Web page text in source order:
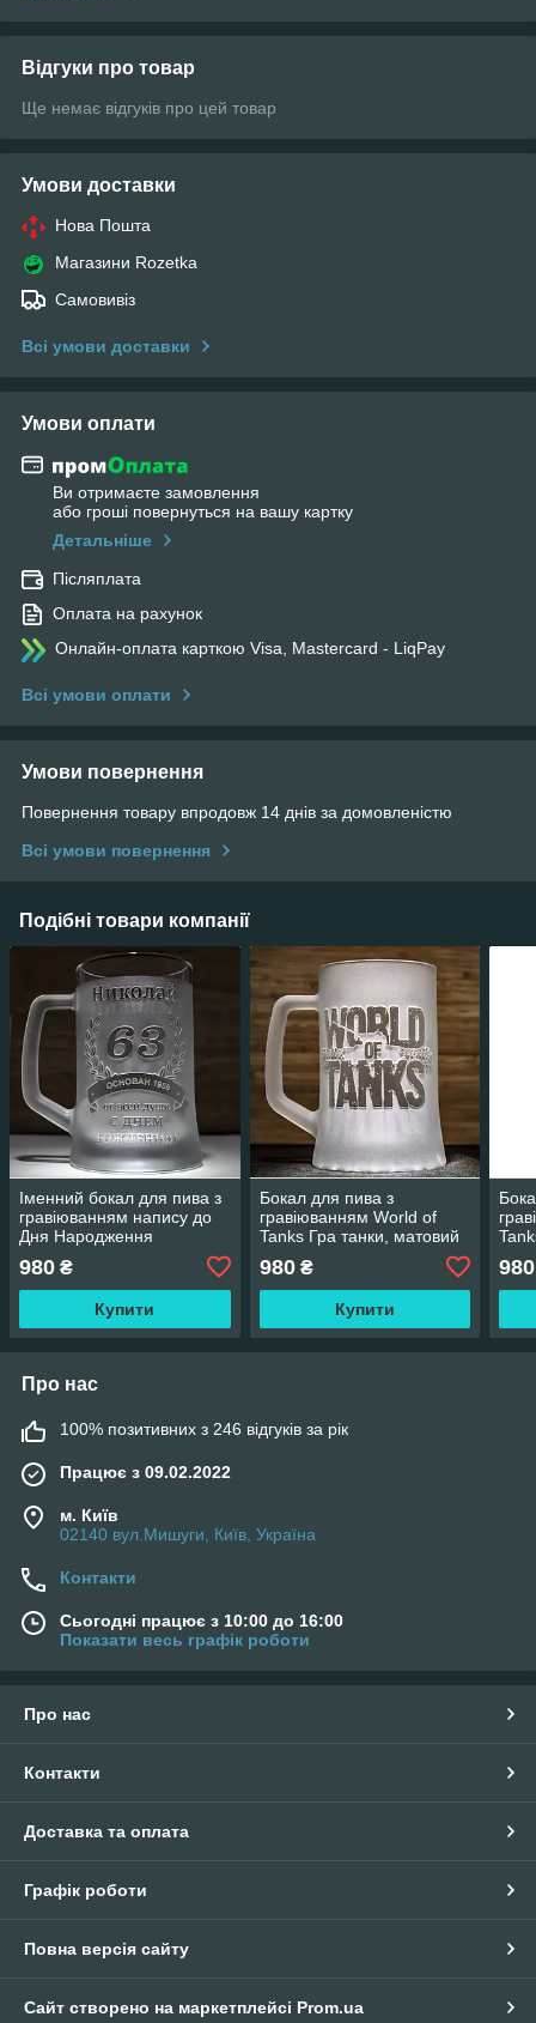
Відгуки про товар
Ще немає відгуків про цей товар
Умови доставки
Нова Пошта
Магазини Rozetka
Самовивіз
Всі умови доставки
Умови оплати
Ви отримаєте замовлення
або гроші повернуться на вашу картку
Детальніше
Післяплата
Оплата на рахунок
Онлайн-оплата карткою Visa, Mastercard - LiqPay
Всі умови оплати
Умови повернення
Повернення товару впродовж 14 днів за домовленістю
Всі умови повернення
Подібні товари компанії
Іменний бокал для пива з
гравіюванням напису до
Дня Народження
980 ₴
Купити
Бокал для пива з
гравіюванням World of
Tanks Гра танки, матовий
980₴
Купити
980
Про нас
100% позитивних з 246 відгуків за рік
Працює з 09.02.2022
м. Київ
02140 вул.Мишуги, Київ, Україна
Контакти
Сьогодні працює з 10:00 до 16:00
Показати весь графік роботи
Про нас
Контакти
Доставка та оплата
Графік роботи
Повна версія сайту
Сайт створено на маркетплейсі Prom.ua